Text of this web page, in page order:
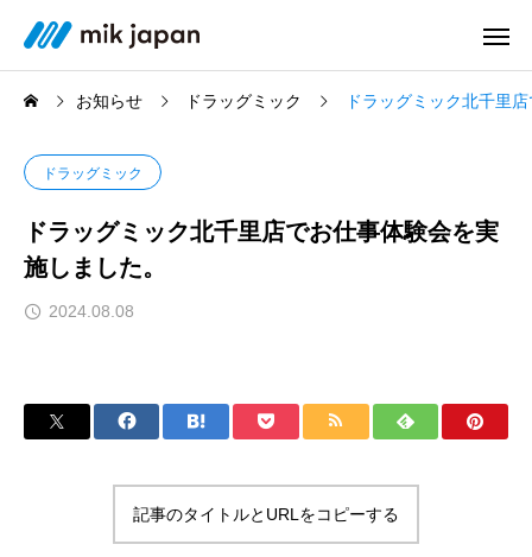
お知らせ ドラッグミック ドラッグミック北千里
ドラッグミック
ドラッグミック北千里店でお仕事体験会を実
施しました。
2024.08.08
記事のタイトルとURLをコピーする